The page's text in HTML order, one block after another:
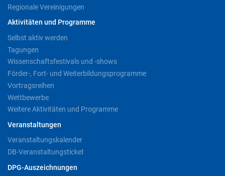
Regionale Vereinigungen
Aktivitäten und Programme
Selbst aktiv werden
Tagungen
Wissenschaftsfestivals und -shows
Förder-, Fort- und Weiterbildungsprogramme
Vortragsreihen
Wettbewerbe
Weitere Aktivitäten und Programme
Veranstaltungen
Veranstaltungskalender
DB-Veranstaltungsticket
DPG-Auszeichnungen